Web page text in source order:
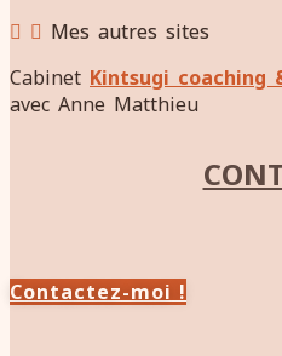
Mes autres sites
Cabinet Kintsugi coaching
avec Anne Matthieu
Contactez-moi !